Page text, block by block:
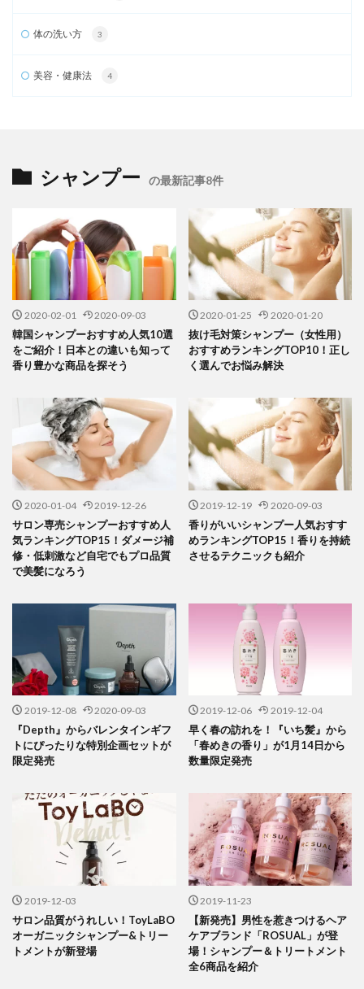
体の洗い方 3
美容・健康法 4
シャンプー の最新記事8件
2020-02-01 2020-09-03
韓国シャンプーおすすめ人気10選
をご紹介！日本との違いも知って
香り豊かな商品を探そう
2020-01-25 2020-01-20
抜け毛対策シャンプー（女性用）
おすすめランキングTOP10！正し
く選んでお悩み解決
2020-01-04 2019-12-26
サロン専売シャンプーおすすめ人
気ランキングTOP15！ダメージ補
修・低刺激など自宅でもプロ品質
で美髪になろう
2019-12-19 2020-09-03
香りがいいシャンプー人気おすす
めランキングTOP15！香りを持続
させるテクニックも紹介
2019-12-08 2020-09-03
『Depth』からバレンタインギフ
トにぴったりな特別企画セットが
限定発売
2019-12-06 2019-12-04
早く春の訪れを！『いち髪』から
「春めきの香り」が1月14日から
数量限定発売
2019-12-03
サロン品質がうれしい！ToyLaBO
オーガニックシャンプー&トリー
トメントが新登場
2019-11-23
【新発売】男性を惹きつけるヘア
ケアブランド「ROSUAL」が登
場！シャンプー＆トリートメント
全6商品を紹介